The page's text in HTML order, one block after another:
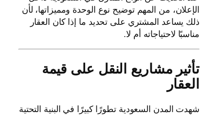
الإعلان، من المهم توضيح نوع الوحدة ومميزاتها، لأن
ذلك يساعد المشتري على تحديد ما إذا كان العقار
مناسبًا لاحتياجاته أم لا.
تأثير مشاريع النقل على قيمة
العقار
شهدت المدن السعودية تطورًا كبيرًا في البنية التحتية